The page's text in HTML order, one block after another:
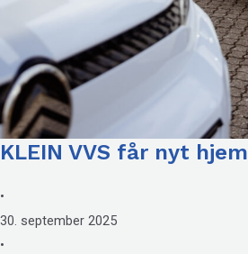
KLEIN VVS får nyt hjem
•
30. september 2025
•